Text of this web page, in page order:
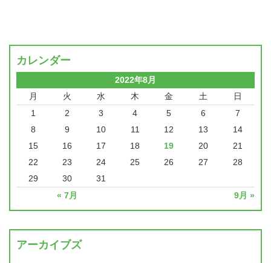
カレンダー
2022年8月
月
火 水 木 金 土 日
« 7月 9月 »
1 2 3 4 5 6
7
8
9 10 11 12 13
14
15
16 17 18 19 20
21
22
23 24 25 26 27
28
29
30 31
アーカイブズ